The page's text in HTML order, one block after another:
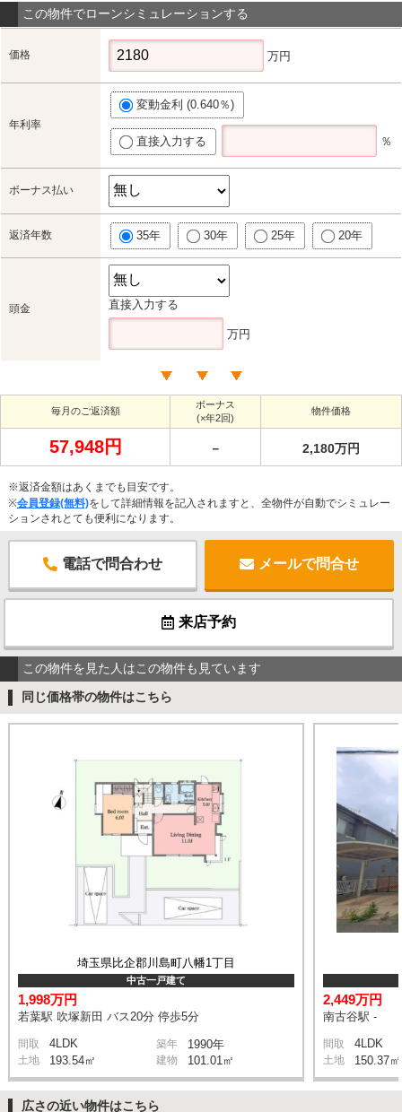
この物件でローンシミュレーションする
価格 万円
年利率
変動金利 (0.640％)
直接入力する ％
ボーナス払い
返済年数 35年 30年 25年 20年
頭金 直接入力する
万円
毎月のご返済額
ボーナス
(×年2回)
物件価格
57,948円 － 2,180万円
※返済金額はあくまでも目安です。
※会員登録(無料)をして詳細情報を記入されますと、全物件が自動でシミュレー
ションされとても便利になります。
電話で問合わせ メールで問合せ
来店予約
この物件を見た人はこの物件も見ています
同じ価格帯の物件はこちら
埼玉県比企郡川島町八幡1丁目
中古一戸建て
1,998万円
若葉駅 吹塚新田 バス20分 停歩5分
間取 4LDK 築年 1990年
土地 193.54㎡ 建物 101.01㎡
2,449万円
南古谷駅 -
間取 4LDK
土地 150.37㎡
広さの近い物件はこちら